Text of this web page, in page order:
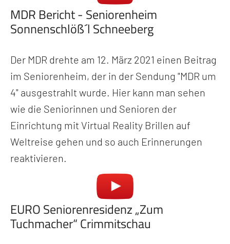
MDR Bericht - Seniorenheim
Sonnenschlöß´l Schneeberg
Der MDR drehte am 12. März 2021 einen Beitrag
im Seniorenheim, der in der Sendung "MDR um
4" ausgestrahlt wurde. Hier kann man sehen
wie die Seniorinnen und Senioren der
Einrichtung mit Virtual Reality Brillen auf
Weltreise gehen und so auch Erinnerungen
reaktivieren.
EURO Seniorenresidenz „Zum
Tuchmacher“ Crimmitschau